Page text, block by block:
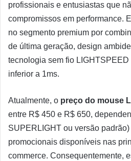
profissionais e entusiastas que
compromissos em performance.
no segmento premium por
de última geração, design
tecnologia sem fio
inferior a 1ms.
Atualmente, o preço do mouse
entre R$ 450 e R$ 650,
SUPERLIGHT ou versão
promocionais disponíveis nas
commerce. Consequentemente,